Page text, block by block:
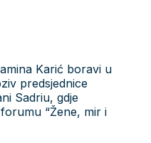
Karić boravi u
predsjednice
Sadriu, gdje
“Žene, mir i